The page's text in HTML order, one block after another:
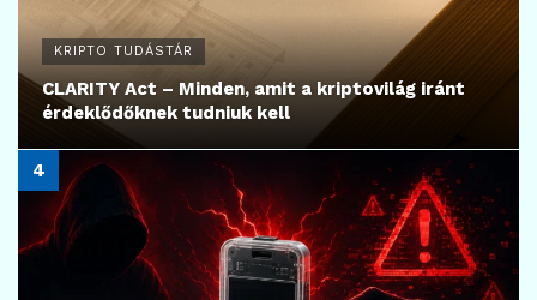
KRIPTO TUDÁSTÁR
CLARITY Act – Minden, amit a kriptovilág iránt
érdeklődőknek tudniuk kell